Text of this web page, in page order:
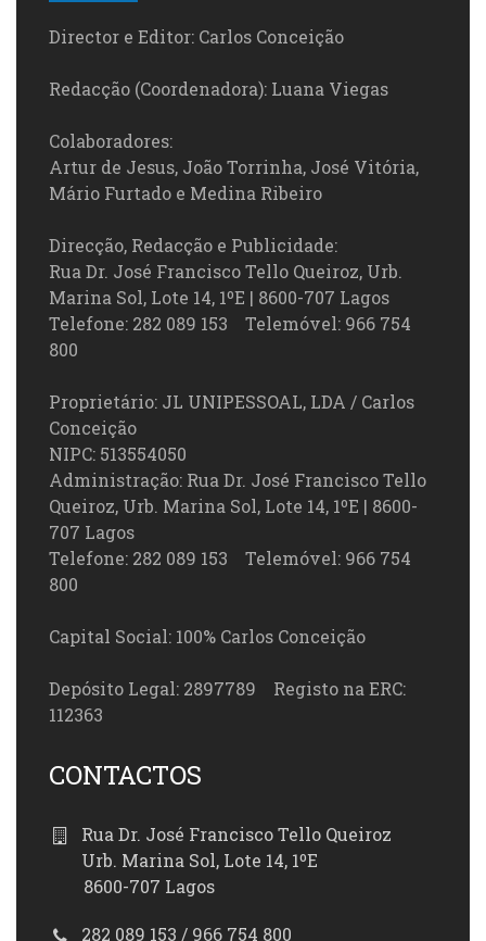
Director e Editor: Carlos Conceição
Redacção (Coordenadora): Luana Viegas
Colaboradores:
Artur de Jesus, João Torrinha, José Vitória,
Mário Furtado e Medina Ribeiro
Direcção, Redacção e Publicidade:
Rua Dr. José Francisco Tello Queiroz, Urb.
Marina Sol, Lote 14, 1ºE | 8600-707 Lagos
Telefone: 282 089 153 Telemóvel: 966 754
800
Proprietário: JL UNIPESSOAL, LDA / Carlos
Conceição
NIPC: 513554050
Administração: Rua Dr. José Francisco Tello
Queiroz, Urb. Marina Sol, Lote 14, 1ºE | 8600-
707 Lagos
Telefone: 282 089 153 Telemóvel: 966 754
800
Capital Social: 100% Carlos Conceição
Depósito Legal: 2897789 Registo na ERC:
112363
CONTACTOS
Rua Dr. José Francisco Tello Queiroz
Urb. Marina Sol, Lote 14, 1ºE
8600-707 Lagos
282 089 153 / 966 754 800